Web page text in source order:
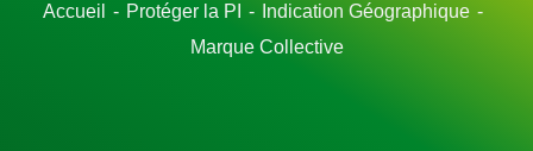
Accueil Protéger la PI
Indication Géographique
Marque Collective